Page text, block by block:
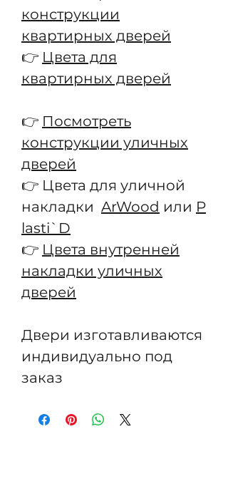
конструкции
квартирных дверей
👉 Цвета для
квартирных дверей
👉 Посмотреть
конструкции уличных
дверей
👉 Цвета для уличной
накладки ArWood или P
lasti`D
👉 Цвета внутренней
накладки уличных
дверей
Двери изготавливаются
индивидуально под
заказ